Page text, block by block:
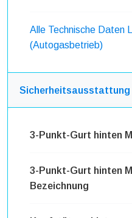
Alle Technische Daten
(Autogasbetrieb)
Sicherheitsausstattung
3-Punkt-Gurt hinten
3-Punkt-Gurt hinten
Bezeichnung